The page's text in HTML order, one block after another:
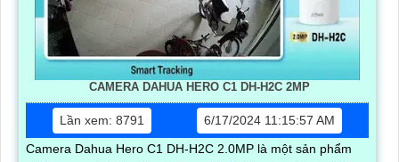
CAMERA DAHUA HERO C1 DH-H2C 2MP
Lần xem: 8791
6/17/2024 11:15:57 AM
Camera Dahua Hero C1 DH-H2C 2.0MP là một sản phẩm